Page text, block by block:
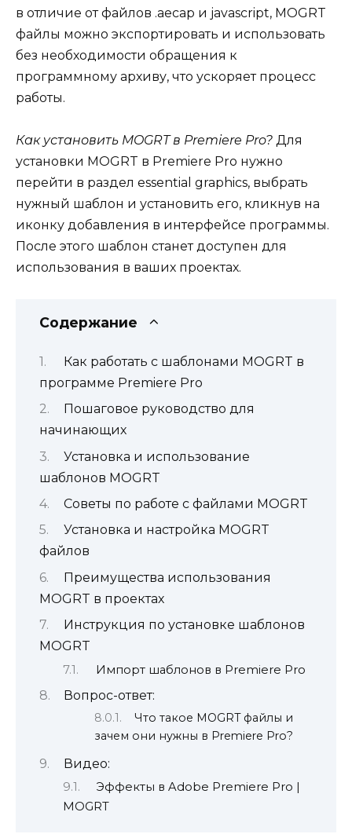
в отличие от файлов .aecap и javascript, MOGRT
файлы можно экспортировать и использовать
без необходимости обращения к
программному архиву, что ускоряет процесс
работы.
Как установить MOGRT в Premiere Pro? Для
установки MOGRT в Premiere Pro нужно
перейти в раздел essential graphics, выбрать
нужный шаблон и установить его, кликнув на
иконку добавления в интерфейсе программы.
После этого шаблон станет доступен для
использования в ваших проектах.
Содержание
Как работать с шаблонами MOGRT в
программе Premiere Pro
Пошаговое руководство для
начинающих
Установка и использование
шаблонов MOGRT
Советы по работе с файлами MOGRT
Установка и настройка MOGRT
файлов
Преимущества использования
MOGRT в проектах
Инструкция по установке шаблонов
MOGRT
Импорт шаблонов в Premiere Pro
Вопрос-ответ:
Что такое MOGRT файлы и
зачем они нужны в Premiere Pro?
Видео:
Эффекты в Adobe Premiere Pro |
MOGRT